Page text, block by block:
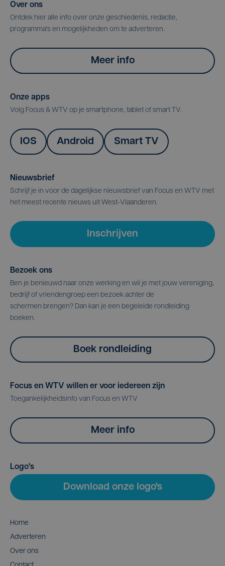
Over ons
Ontdek hier alle info over onze geschiedenis, redactie,
programma's en mogelijkheden om te adverteren.
Meer info
Onze apps
Volg Focus & WTV op je smartphone, tablet of smart TV.
IOS Android Smart TV
Nieuwsbrief
Schrijf je in voor de dagelijkse nieuwsbrief van Focus en WTV met
het meest recente nieuws uit West-Vlaanderen.
Inschrijven
Bezoek ons
Ben je benieuwd naar onze werking en wil je met jouw vereniging,
bedrijf of vriendengroep een bezoek achter de
schermen brengen? Dan kan je een begeleide rondleiding
boeken.
Boek rondleiding
Focus en WTV willen er voor iedereen zijn
Toegankelijkheidsinfo van Focus en WTV
Meer info
Logo's
Download onze logo's
Home
Adverteren
Over ons